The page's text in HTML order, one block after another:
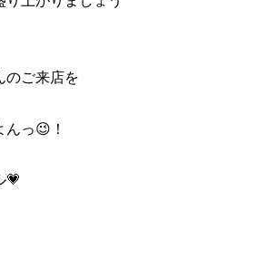
のご来店を
っ😉！
💗